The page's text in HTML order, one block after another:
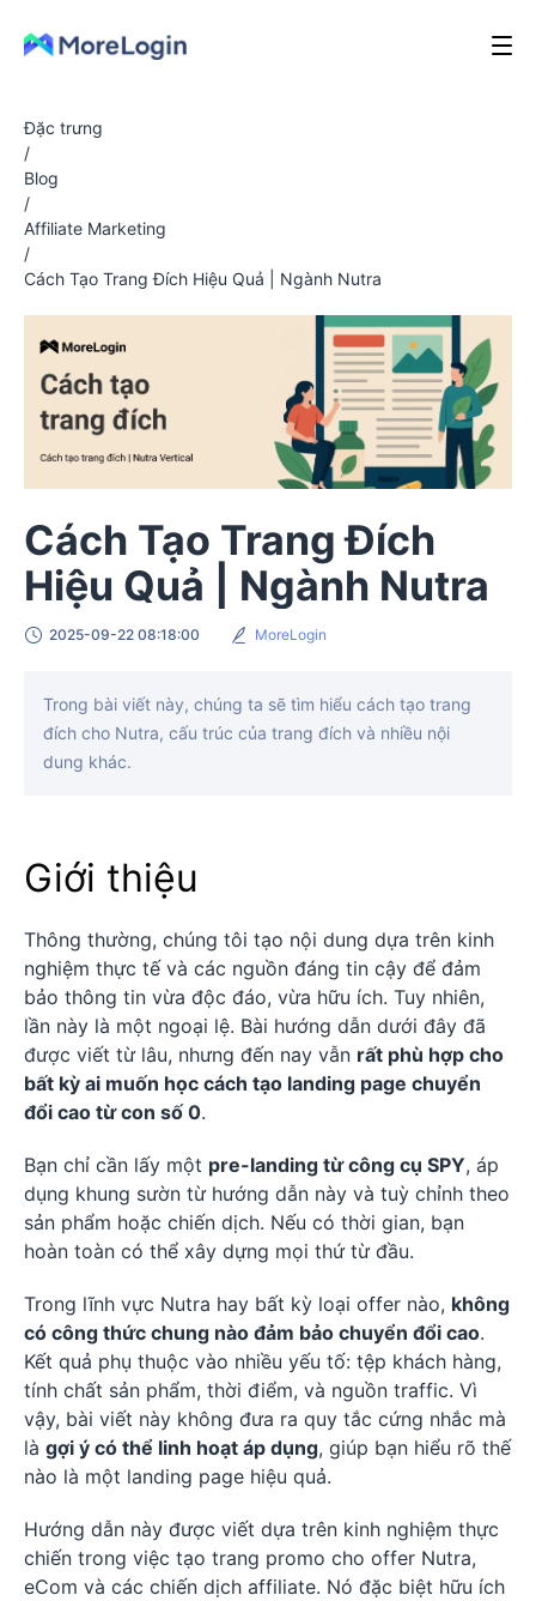
Đặc trưng
/
Blog
/
Affiliate Marketing
/
Cách Tạo Trang Đích Hiệu Quả | Ngành Nutra
Cách Tạo Trang Đích
Hiệu Quả | Ngành Nutra
2025-09-22 08:18:00 MoreLogin
Trong bài viết này, chúng ta sẽ tìm hiểu cách tạo trang
đích cho Nutra, cấu trúc của trang đích và nhiều nội
dung khác.
Giới thiệu
Thông thường, chúng tôi tạo nội dung dựa trên kinh
nghiệm thực tế và các nguồn đáng tin cậy để đảm
bảo thông tin vừa độc đáo, vừa hữu ích. Tuy nhiên,
lần này là một ngoại lệ. Bài hướng dẫn dưới đây đã
được viết từ lâu, nhưng đến nay vẫn rất phù hợp cho
bất kỳ ai muốn học cách tạo landing page chuyển
đổi cao từ con số 0.
Bạn chỉ cần lấy một pre-landing từ công cụ SPY, áp
dụng khung sườn từ hướng dẫn này và tuỳ chỉnh theo
sản phẩm hoặc chiến dịch. Nếu có thời gian, bạn
hoàn toàn có thể xây dựng mọi thứ từ đầu.
Trong lĩnh vực Nutra hay bất kỳ loại offer nào, không
có công thức chung nào đảm bảo chuyển đổi cao.
Kết quả phụ thuộc vào nhiều yếu tố: tệp khách hàng,
tính chất sản phẩm, thời điểm, và nguồn traffic. Vì
vậy, bài viết này không đưa ra quy tắc cứng nhắc mà
là gợi ý có thể linh hoạt áp dụng, giúp bạn hiểu rõ thế
nào là một landing page hiệu quả.
Hướng dẫn này được viết dựa trên kinh nghiệm thực
chiến trong việc tạo trang promo cho offer Nutra,
eCom và các chiến dịch affiliate. Nó đặc biệt hữu ích